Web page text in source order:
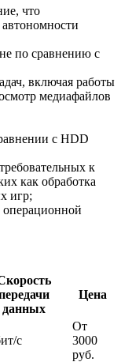
что
по сравнению с
включая работы
медиафайлов
с HDD
к
как обработка
игр;
операционной
данных
Цена
с
От
3000
руб.